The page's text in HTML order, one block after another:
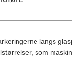
langs
som